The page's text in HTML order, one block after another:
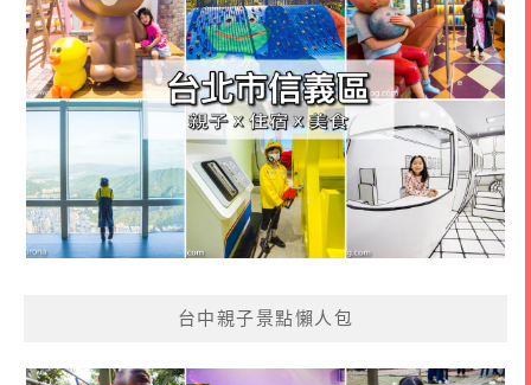
台中親子景點懶人包